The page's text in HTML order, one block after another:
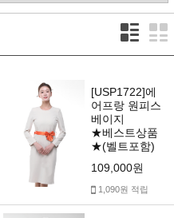
[USP1722]에
어프랑 원피스
베이지
★베스트상품
★(벨트포함)
109,000원
1,090원 적립